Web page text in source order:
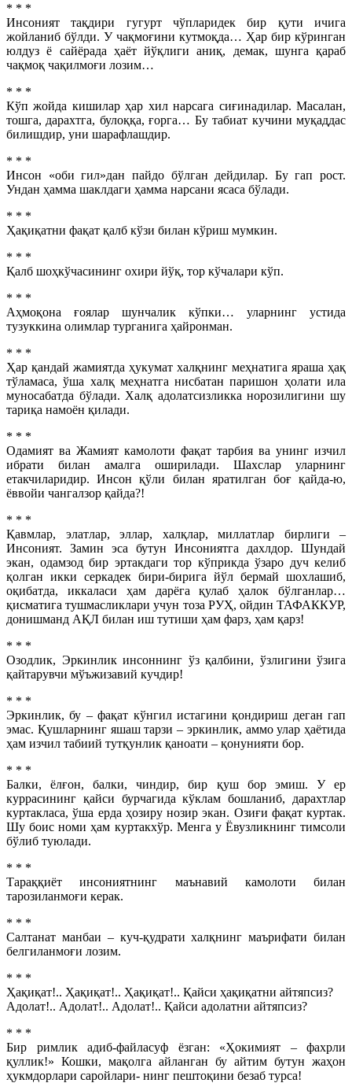
* * *
Инсоният тақдири гугурт чўпларидек бир қути ичига
жойланиб бўлди. У чақмоғини кутмоқда… Ҳар бир кўринган
юлдуз ё сайёрада ҳаёт йўқлиги аниқ, демак, шунга қараб
чақмоқ чақилмоғи лозим…
* * *
Кўп жойда кишилар ҳар хил нарсага сиғинадилар. Масалан,
тошга, дарахтга, булоққа, ғорга… Бу табиат кучини муқаддас
билишдир, уни шарафлашдир.
* * *
Инсон «оби гил»дан пайдо бўлган дейдилар. Бу гап рост.
Ундан ҳамма шаклдаги ҳамма нарсани ясаса бўлади.
* * *
Ҳақиқатни фақат қалб кўзи билан кўриш мумкин.
* * *
Қалб шоҳкўчасининг охири йўқ, тор кўчалари кўп.
* * *
Аҳмоқона ғоялар шунчалик кўпки… уларнинг устида
тузуккина олимлар турганига ҳайронман.
* * *
Ҳар қандай жамиятда ҳукумат халқнинг меҳнатига яраша ҳақ
тўламаса, ўша халқ меҳнатга нисбатан паришон ҳолати ила
муносабатда бўлади. Халқ адолатсизликка норозилигини шу
тариқа намоён қилади.
* * *
Одамият ва Жамият камолоти фақат тарбия ва унинг изчил
ибрати билан амалга оширилади. Шахслар уларнинг
етакчиларидир. Инсон қўли билан яратилган боғ қайда-ю,
ёввойи чангалзор қайда?!
* * *
Қавмлар, элатлар, эллар, халқлар, миллатлар бирлиги –
Инсоният. Замин эса бутун Инсониятга дахлдор. Шундай
экан, одамзод бир эртакдаги тор кўприкда ўзаро дуч келиб
қолган икки серкадек бири-бирига йўл бермай шохлашиб,
оқибатда, иккаласи ҳам дарёга қулаб ҳалок бўлганлар…
қисматига тушмасликлари учун тоза РУҲ, ойдин ТАФАККУР,
донишманд АҚЛ билан иш тутиши ҳам фарз, ҳам қарз!
* * *
Озодлик, Эркинлик инсоннинг ўз қалбини, ўзлигини ўзига
қайтарувчи мўъжизавий кучдир!
* * *
Эркинлик, бу – фақат кўнгил истагини қондириш деган гап
эмас. Қушларнинг яшаш тарзи – эркинлик, аммо улар ҳаётида
ҳам изчил табиий тутқунлик қаноати – қонунияти бор.
* * *
Балки, ёлғон, балки, чиндир, бир қуш бор эмиш. У ер
куррасининг қайси бурчагида кўклам бошланиб, дарахтлар
куртакласа, ўша ерда ҳозиру нозир экан. Озиғи фақат куртак.
Шу боис номи ҳам куртакхўр. Менга у Ёвузликнинг тимсоли
бўлиб туюлади.
* * *
Тараққиёт инсониятнинг маънавий камолоти билан
тарозиланмоғи керак.
* * *
Салтанат манбаи – куч-қудрати халқнинг маърифати билан
белгиланмоғи лозим.
* * *
Ҳақиқат!.. Ҳақиқат!.. Ҳақиқат!.. Қайси ҳақиқатни айтяпсиз?
Адолат!.. Адолат!.. Адолат!.. Қайси адолатни айтяпсиз?
* * *
Бир римлик адиб-файласуф ёзган: «Ҳокимият – фахрли
қуллик!» Кошки, мақолга айланган бу айтим бутун жаҳон
ҳукмдорлари саройлари- нинг пештоқини безаб турса!